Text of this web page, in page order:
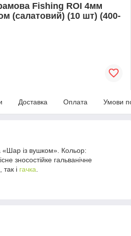
Fishing ROI 4мм
(салатовий) (10 шт) (400-
Доставка Оплата Умови
із вушком». Кольор:
зносостійке гальванічне
так і гачка